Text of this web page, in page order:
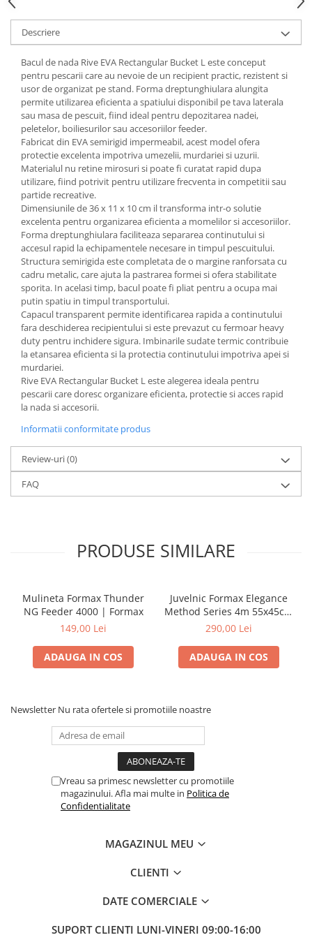
Descriere
Bacul de nada Rive EVA Rectangular Bucket L este conceput
pentru pescarii care au nevoie de un recipient practic, rezistent si
usor de organizat pe stand. Forma dreptunghiulara alungita
permite utilizarea eficienta a spatiului disponibil pe tava laterala
sau masa de pescuit, fiind ideal pentru depozitarea nadei,
peletelor, boiliesurilor sau accesoriilor feeder.
Fabricat din EVA semirigid impermeabil, acest model ofera
protectie excelenta impotriva umezelii, murdariei si uzurii.
Materialul nu retine mirosuri si poate fi curatat rapid dupa
utilizare, fiind potrivit pentru utilizare frecventa in competitii sau
partide recreative.
Dimensiunile de 36 x 11 x 10 cm il transforma intr-o solutie
excelenta pentru organizarea eficienta a momelilor si accesoriilor.
Forma dreptunghiulara faciliteaza separarea continutului si
accesul rapid la echipamentele necesare in timpul pescuitului.
Structura semirigida este completata de o margine ranforsata cu
cadru metalic, care ajuta la pastrarea formei si ofera stabilitate
sporita. In acelasi timp, bacul poate fi pliat pentru a ocupa mai
putin spatiu in timpul transportului.
Capacul transparent permite identificarea rapida a continutului
fara deschiderea recipientului si este prevazut cu fermoar heavy
duty pentru inchidere sigura. Imbinarile sudate termic contribuie
la etansarea eficienta si la protectia continutului impotriva apei si
murdariei.
Rive EVA Rectangular Bucket L este alegerea ideala pentru
pescarii care doresc organizare eficienta, protectie si acces rapid
la nada si accesorii.
Informatii conformitate produs
Review-uri(0)
FAQ
PRODUSE SIMILARE
Mulineta Formax Thunder
NG Feeder 4000 | Formax
149,00 Lei
ADAUGA IN COS
Juvelnic Formax Elegance
Method Series 4m 55x45cm
| Formax
290,00 Lei
ADAUGA IN COS
Newsletter Nu rata ofertele si promotiile noastre
Vreau sa primesc newsletter cu promotiile
magazinului. Afla mai multe in Politica de
Confidentialitate
MAGAZINUL MEU
CLIENTI
DATE COMERCIALE
SUPORT CLIENTI LUNI-VINERI 09:00-16:00